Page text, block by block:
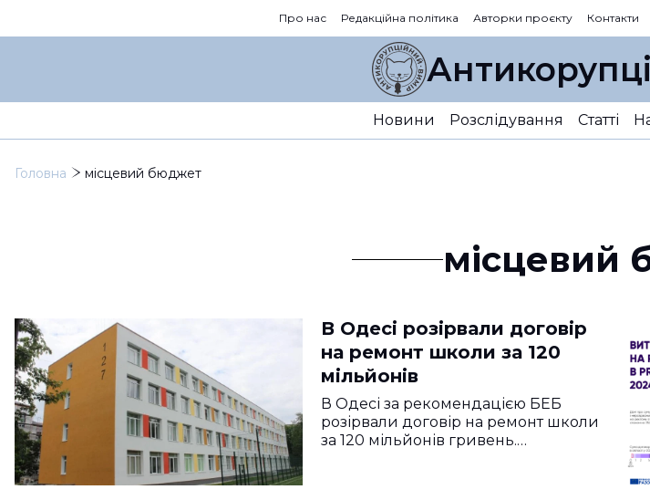
Про нас Редакційна політика Авторки проєкту Контакти
Новини Розслідування Статті
Головна місцевий бюджет
місцевий
В Одесі розірвали договір
на ремонт школи за 120
мільйонів
В Одесі за рекомендацією БЕБ
розірвали договір на ремонт школи
за 120 мільйонів гривень.…